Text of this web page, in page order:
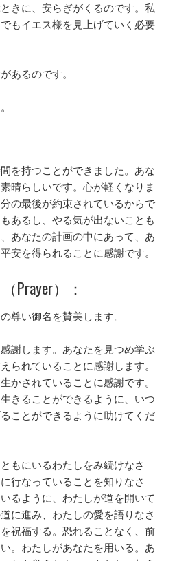
きに、安らぎがくるのです。私
もイエス様を見上げていく必要
あるのです。
を持つことができました。あな
晴らしいです。心が軽くなりま
の最後が約束されているからで
あるし、やる気が出ないことも
あなたの計画の中にあって、あ
安を得られることに感謝です。
Prayer）：
尊い御名を賛美します。
謝します。あなたを見つめ学ぶ
られていることに感謝します。
かされていることに感謝です。
きることができるように、いつ
ことができるように助けてくだ
もにいるわたしをみ続けなさ
行なっていることを知りなさ
るように、わたしが道を開いて
に進み、わたしの愛を語りなさ
祝福する。恐れることなく、前
。わたしがあなたを用いる。あ